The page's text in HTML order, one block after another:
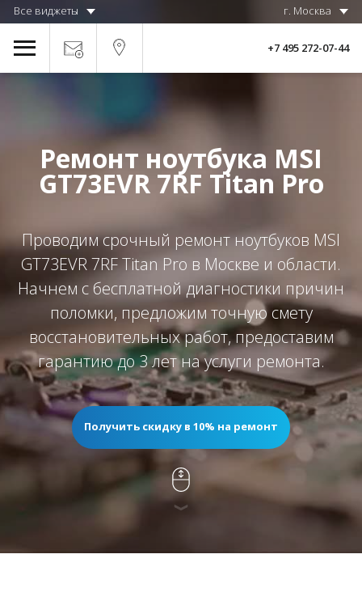
Все виджеты г. Москва
+7 495 272-07-44
Ремонт ноутбука MSI
GT73EVR 7RF Titan Pro
Проводим срочный ремонт ноутбуков MSI
GT73EVR 7RF Titan Pro в Москве и области.
Начнем с бесплатной диагностики причин
поломки, предложим точную смету
восстановительных работ, предоставим
гарантию до 3 лет на услуги ремонта.
Получить скидку в 10% на ремонт